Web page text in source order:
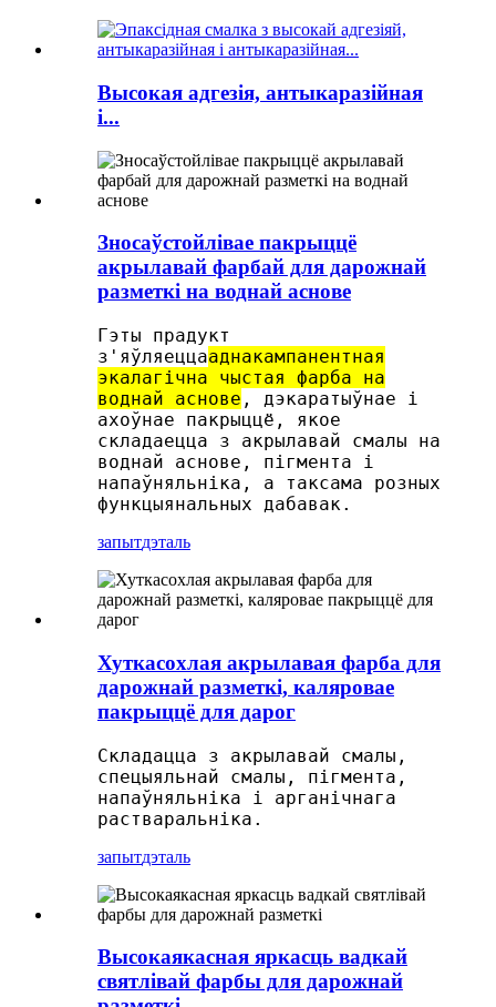
Высокая адгезія, антыкаразійная
і...
Зносаўстойлівае пакрыццё
акрылавай фарбай для дарожнай
разметкі на воднай аснове
Гэты прадукт
з'яўляеццааднакампанентная
экалагічна чыстая фарба на
воднай аснове , дэкаратыўнае і
ахоўнае пакрыццё, якое
складаецца з акрылавай смалы на
воднай аснове, пігмента і
напаўняльніка, а таксама розных
функцыянальных дабавак.
запытдэталь
Хуткасохлая акрылавая фарба для
дарожнай разметкі, каляровае
пакрыццё для дарог
Складацца з акрылавай смалы,
спецыяльнай смалы, пігмента,
напаўняльніка і арганічнага
растваральніка.
запытдэталь
Высокаякасная яркасць вадкай
святлівай фарбы для дарожнай